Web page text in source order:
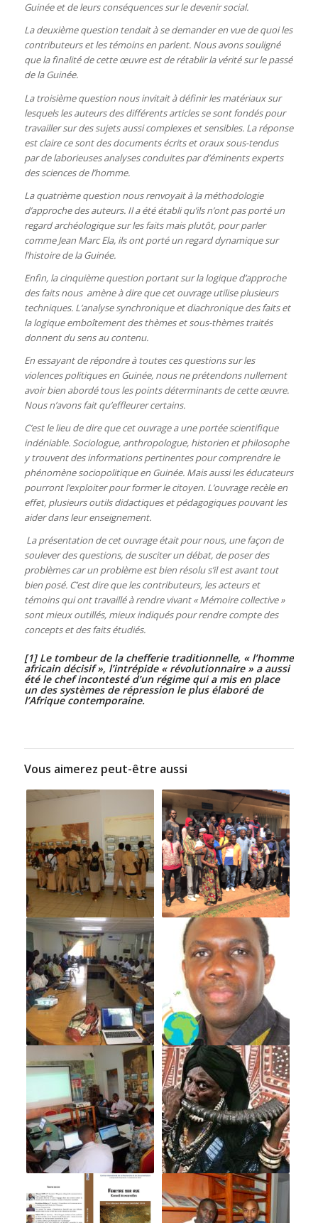
Guinée et de leurs conséquences sur le devenir social.
La deuxième question tendait à se demander en vue de quoi les
contributeurs et les témoins en parlent. Nous avons souligné
que la finalité de cette œuvre est de rétablir la vérité sur le passé
de la Guinée.
La troisième question nous invitait à définir les matériaux sur
lesquels les auteurs des différents articles se sont fondés pour
travailler sur des sujets aussi complexes et sensibles. La réponse
est claire ce sont des documents écrits et oraux sous-tendus
par de laborieuses analyses conduites par d’éminents experts
des sciences de l’homme.
La quatrième question nous renvoyait à la méthodologie
d’approche des auteurs. Il a été établi qu’ils n’ont pas porté un
regard archéologique sur les faits mais plutôt, pour parler
comme Jean Marc Ela, ils ont porté un regard dynamique sur
l’histoire de la Guinée.
Enfin, la cinquième question portant sur la logique d’approche
des faits nous amène à dire que cet ouvrage utilise plusieurs
techniques. L’analyse synchronique et diachronique des faits et
la logique emboîtement des thèmes et sous-thèmes traités
donnent du sens au contenu.
En essayant de répondre à toutes ces questions sur les
violences politiques en Guinée, nous ne prétendons nullement
avoir bien abordé tous les points déterminants de cette œuvre.
Nous n’avons fait qu’effleurer certains.
C’est le lieu de dire que cet ouvrage a une portée scientifique
indéniable. Sociologue, anthropologue, historien et philosophe
y trouvent des informations pertinentes pour comprendre le
phénomène sociopolitique en Guinée. Mais aussi les éducateurs
pourront l’exploiter pour former le citoyen. L’ouvrage recèle en
effet, plusieurs outils didactiques et pédagogiques pouvant les
aider dans leur enseignement.
La présentation de cet ouvrage était pour nous, une façon de
soulever des questions, de susciter un débat, de poser des
problèmes car un problème est bien résolu s’il est avant tout
bien posé. C’est dire que les contributeurs, les acteurs et
témoins qui ont travaillé à rendre vivant « Mémoire collective »
sont mieux outillés, mieux indiqués pour rendre compte des
concepts et des faits étudiés.
[1]Le tombeur de la chefferie traditionnelle, « l’homme
africain décisif », l’intrépide « révolutionnaire » a aussi
été le chef incontesté d’un régime qui a mis en place
un des systèmes de répression le plus élaboré de
l’Afrique contemporaine.
Vous aimerez peut-être aussi